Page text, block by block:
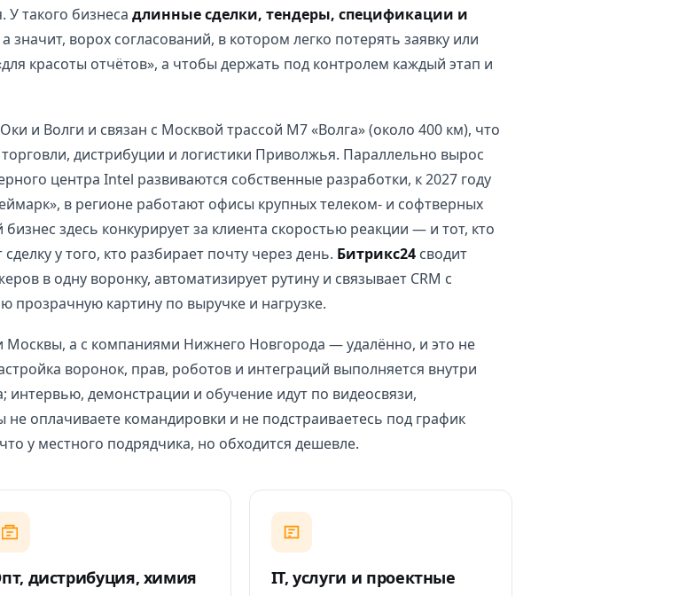
У такого бизнеса длинные сделки, тендеры, спецификации и
значит, ворох согласований, в котором легко потерять заявку или
красоты отчётов», а чтобы держать под контролем каждый этап и
и Волги и связан с Москвой трассой М7 «Волга» (около 400 км), что
дистрибуции и логистики Приволжья. Параллельно вырос
центра Intel развиваются собственные разработки, к 2027 году
в регионе работают офисы крупных телеком- и софтверных
здесь конкурирует за клиента скоростью реакции — и тот, кто
у того, кто разбирает почту через день. Битрикс24 сводит
в одну воронку, автоматизирует рутину и связывает CRM с
прозрачную картину по выручке и нагрузке.
а с компаниями Нижнего Новгорода — удалённо, и это не
воронок, прав, роботов и интеграций выполняется внутри
демонстрации и обучение идут по видеосвязи,
оплачиваете командировки и не подстраиваетесь под график
у местного подрядчика, но обходится дешевле.
дистрибуция, химия
IT, услуги и проектные